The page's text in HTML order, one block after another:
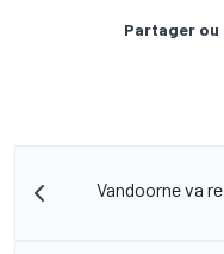
Partager
Vandoorne va